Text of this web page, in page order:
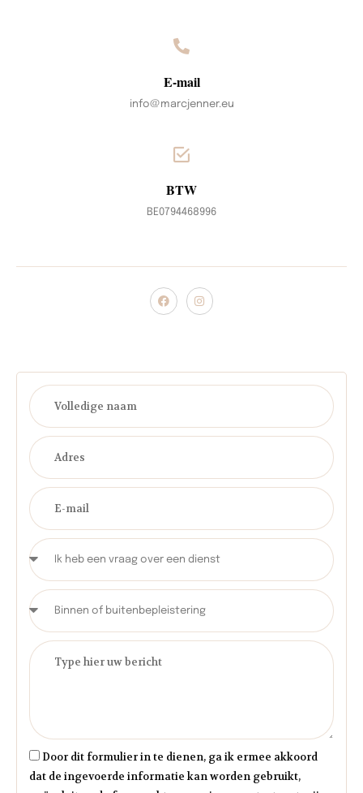
E-mail
info@marcjenner.eu
BTW
BE0794468996
Door dit formulier in te dienen, ga ik ermee akkoord
dat de ingevoerde informatie kan worden gebruikt,